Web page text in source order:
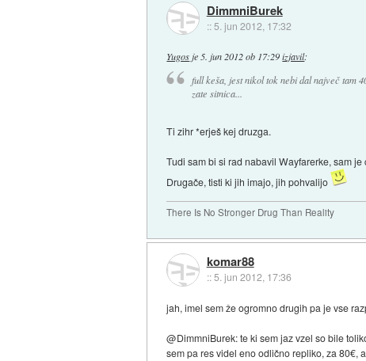
DimmniBurek
:: 5. jun 2012, 17:32
Yugos je 5. jun 2012 ob 17:29 izjavil:
full keša, jest nikol tok nebi dal največ tam
zate sitnica...
Ti zihr *erješ kej druzga.
Tudi sam bi si rad nabavil Wayfarerke, sam
Drugače, tisti ki jih imajo, jih pohvalijo
There Is No Stronger Drug Than Reality
komar88
::5. jun 2012, 17:36
jah, imel sem že ogromno drugih pa je vse
@DimmniBurek: te ki sem jaz vzel so bile
sem pa res videl eno odlično repliko, za 80€,